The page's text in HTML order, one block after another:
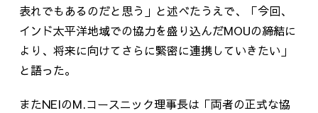
表れでもあるのだと思う」と述べたうえで、「今回、
インド太平洋地域での協力を盛り込んだMOUの締結に
より、将来に向けてさらに緊密に連携していきたい」
と語った。
またNEIのM.コースニック理事長は「両者の正式な協